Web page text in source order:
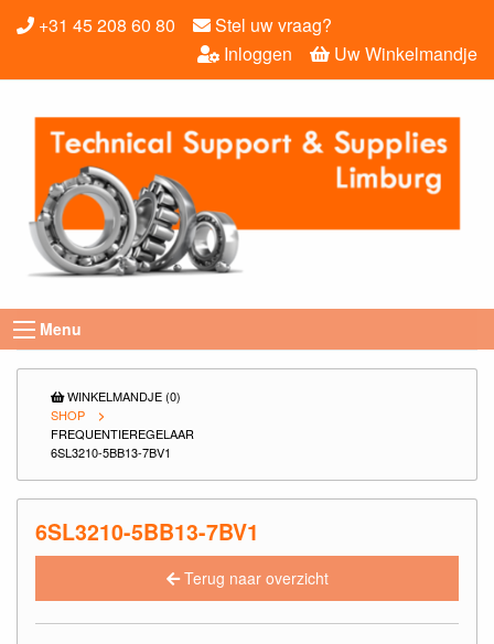
+31 45 208 60 80
Stel uw vraag?
Uw Winkelmandje
Inloggen
Menu
WINKELMANDJE (0)
SHOP
FREQUENTIEREGELAAR
6SL3210-5BB13-7BV1
6SL3210-5BB13-7BV1
Terug naar overzicht